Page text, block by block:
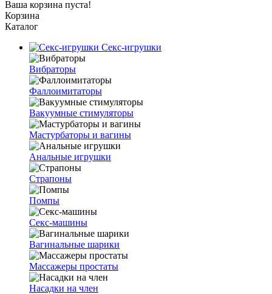
Ваша корзина пуста!
Корзина
Каталог
Секс-игрушки
Вибраторы
Фаллоимитаторы
Вакуумные стимуляторы
Мастурбаторы и вагины
Анальные игрушки
Страпоны
Помпы
Секс-машины
Вагинальные шарики
Массажеры простаты
Насадки на член